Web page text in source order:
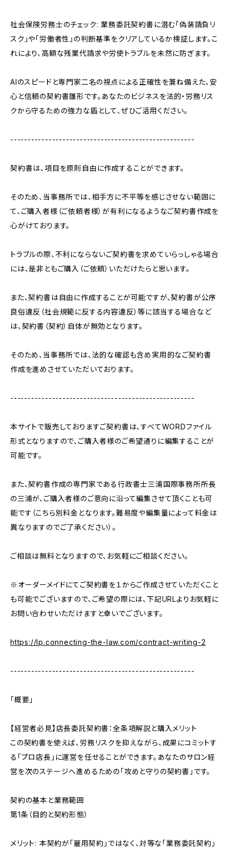
社会保険労務士のチェック: 業務委託契約書に潜む「偽装請負リ
スク」や「労働者性」の判断基準をクリアしているか検証します。こ
れにより、高額な残業代請求や労使トラブルを未然に防ぎます。
AIのスピードと専門家二名の視点による正確性を兼ね備えた、安
心と信頼の契約書雛形です。あなたのビジネスを法的・労務リス
クから守るための強力な盾として、ぜひご活用ください。
-----------------------------------------------------
契約書は、項目を原則自由に作成することができます。
そのため、当事務所では、相手方に不平等を感じさせない範囲に
て、ご購入者様（ご依頼者様）が有利になるようなご契約書作成を
心がけております。
トラブルの際、不利にならないご契約書を求めていらっしゃる場合
には、是非ともご購入（ご依頼）いただけたらと思います。
また、契約書は自由に作成することが可能ですが、契約書が公序
良俗違反（社会規範に反する内容違反）等に該当する場合など
は、契約書（契約）自体が無効となります。
そのため、当事務所では、法的な確認も含め実用的なご契約書
作成を進めさせていただいております。
-----------------------------------------------------
本サイトで販売しておりますご契約書は、すべてWORDファイル
形式となりますので、ご購入者様のご希望通りに編集することが
可能です。
また、契約書作成の専門家である行政書士三浦国際事務所所長
の三浦が、ご購入者様のご意向に沿って編集させて頂くことも可
能です（こちら別料金となります。難易度や編集量によって料金は
異なりますのでご了承ください）。
ご相談は無料となりますので、お気軽にご相談ください。
※オーダーメイドにてご契約書を１からご作成させていただくこと
も可能でございますので、ご希望の際には、下記URLよりお気軽に
お問い合わせいただけますと幸いでございます。
https://lp.connecting-the-law.com/contract-writing-2
-----------------------------------------------------
「概要」
【経営者必見】店長委託契約書：全条項解説と購入メリット
この契約書を使えば、労務リスクを抑えながら、成果にコミットす
る「プロ店長」に運営を任せることができます。あなたのサロン経
営を次のステージへ進めるための「攻めと守りの契約書」です。
契約の基本と業務範囲
第1条（目的と契約形態）
メリット: 本契約が「雇用契約」ではなく、対等な「業務委託契約」